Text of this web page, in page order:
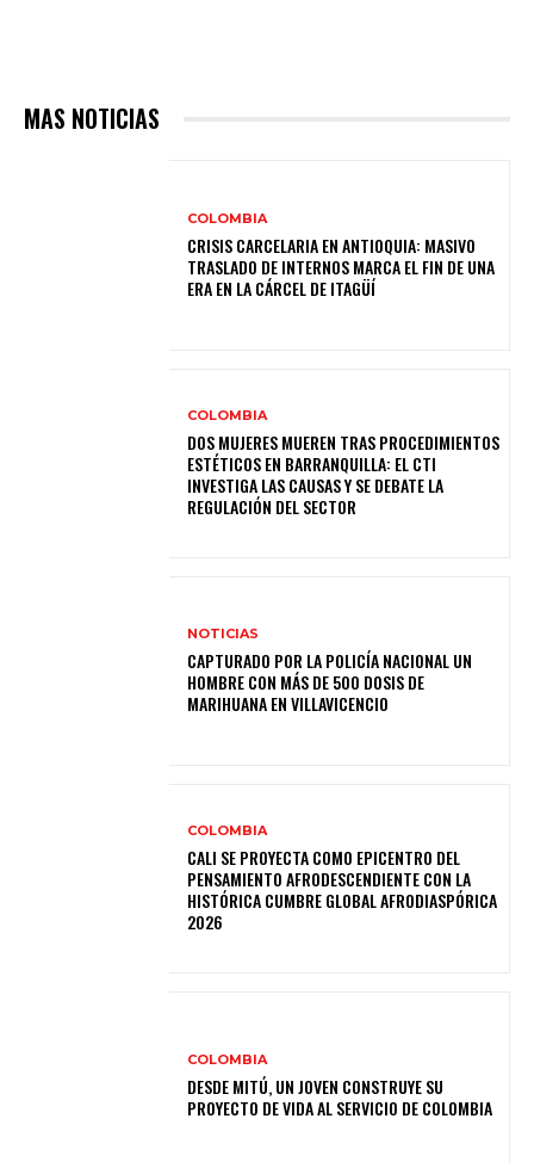
MAS NOTICIAS
COLOMBIA
CRISIS CARCELARIA EN ANTIOQUIA: MASIVO
TRASLADO DE INTERNOS MARCA EL FIN DE UNA
ERA EN LA CÁRCEL DE ITAGÜÍ
COLOMBIA
DOS MUJERES MUEREN TRAS PROCEDIMIENTOS
ESTÉTICOS EN BARRANQUILLA: EL CTI
INVESTIGA LAS CAUSAS Y SE DEBATE LA
REGULACIÓN DEL SECTOR
NOTICIAS
CAPTURADO POR LA POLICÍA NACIONAL UN
HOMBRE CON MÁS DE 500 DOSIS DE
MARIHUANA EN VILLAVICENCIO
COLOMBIA
CALI SE PROYECTA COMO EPICENTRO DEL
PENSAMIENTO AFRODESCENDIENTE CON LA
HISTÓRICA CUMBRE GLOBAL AFRODIASPÓRICA
2026
COLOMBIA
DESDE MITÚ, UN JOVEN CONSTRUYE SU
PROYECTO DE VIDA AL SERVICIO DE COLOMBIA